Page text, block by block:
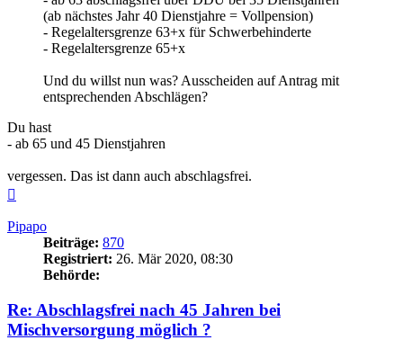
(ab nächstes Jahr 40 Dienstjahre = Vollpension)
- Regelaltersgrenze 63+x für Schwerbehinderte
- Regelaltersgrenze 65+x
Und du willst nun was? Ausscheiden auf Antrag mit
entsprechenden Abschlägen?
Du hast
- ab 65 und 45 Dienstjahren
vergessen. Das ist dann auch abschlagsfrei.
Pipapo
Beiträge: 870
Registriert: 26. Mär 2020, 08:30
Behörde:
Re: Abschlagsfrei nach 45 Jahren bei
Mischversorgung möglich ?